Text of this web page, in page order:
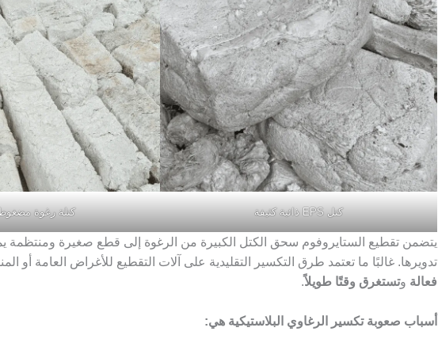
كتل EPS ذائبة كثيفة كتلة رغوة
يتضمن تقطيع الستايروفوم سحق الكتل الكبيرة من الرغوة إلى قطع صغيرة ومنتظمة
تدويرها. غالبًا ما تعتمد طرق التكسير التقليدية على آلات التقطيع للأغراض العامة أو
فعالة وتستغرق وقتًا طويلاً.
أسباب صعوبة تكسير الرغاوي البلاستيكية هي: